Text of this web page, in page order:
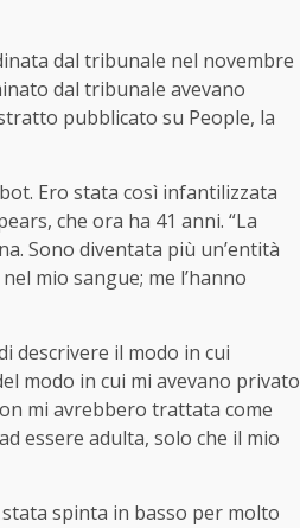
dal tribunale nel novembre
dal tribunale avevano
pubblicato su People, la
Ero stata così infantilizzata
che ora ha 41 anni. “La
Sono diventata più un’entità
mio sangue; me l’hanno
descrivere il modo in cui
modo in cui mi avevano privato
mi avrebbero trattata come
essere adulta, solo che il mio
stata spinta in basso per molto